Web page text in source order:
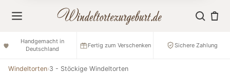
Handgemacht in
Deutschland
Fertig zum Verschenken Sichere Zahlung
Windeltorten›3 - Stöckige Windeltorten